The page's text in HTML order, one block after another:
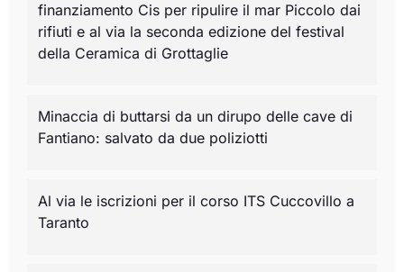
finanziamento Cis per ripulire il mar Piccolo dai
rifiuti e al via la seconda edizione del festival
della Ceramica di Grottaglie
Minaccia di buttarsi da un dirupo delle cave di
Fantiano: salvato da due poliziotti
Al via le iscrizioni per il corso ITS Cuccovillo a
Taranto